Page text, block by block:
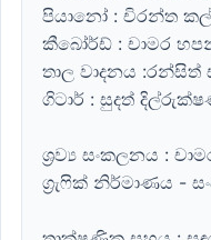
පියානෝ : චිරන්ත
කීබෝර්ඩ් : චාමර
තාල වාදනය :රන්සිත්
ගිටාර් : සුදත්
ශ්‍රව්‍ය සංකලනය :
ග්‍රැෆික් නිර්මාණය -